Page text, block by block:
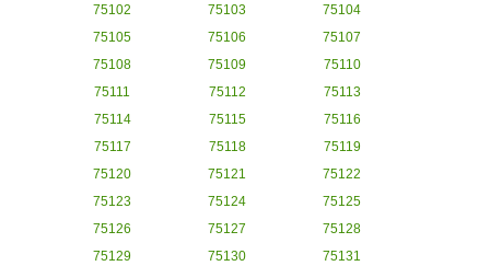
75102
75103
75104
75105
75106
75107
75108
75109
75110
75111
75112
75113
75114
75115
75116
75117
75118
75119
75120
75121
75122
75123
75124
75125
75126
75127
75128
75129
75130
75131